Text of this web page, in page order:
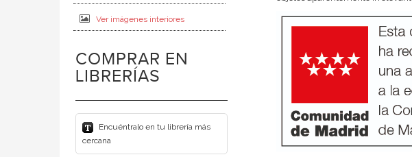
Ver imágenes interiores
COMPRAR EN
LIBRERÍAS
Encuéntralo en tu librería más
cercana